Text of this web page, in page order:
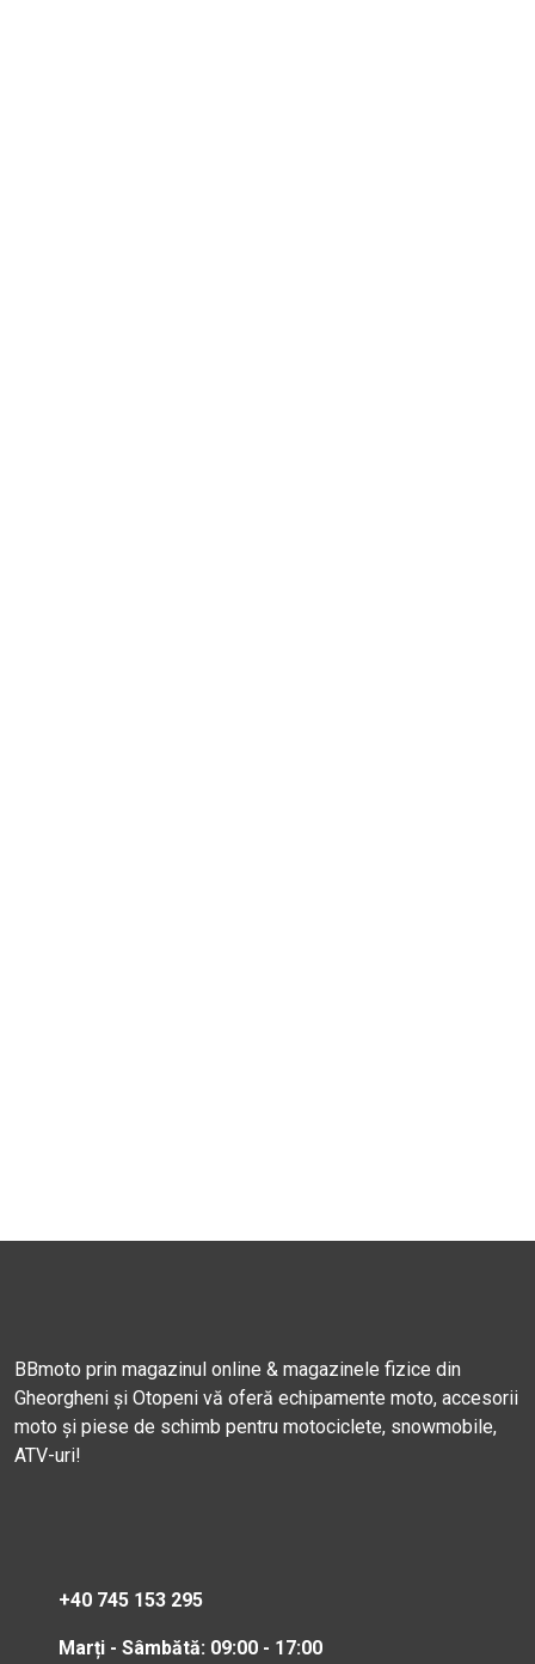
BBmoto prin magazinul online & magazinele fizice din
Gheorgheni și Otopeni vă oferă echipamente moto, accesorii
moto și piese de schimb pentru motociclete, snowmobile,
ATV-uri!
+40 745 153 295
Marți - Sâmbătă: 09:00 - 17:00